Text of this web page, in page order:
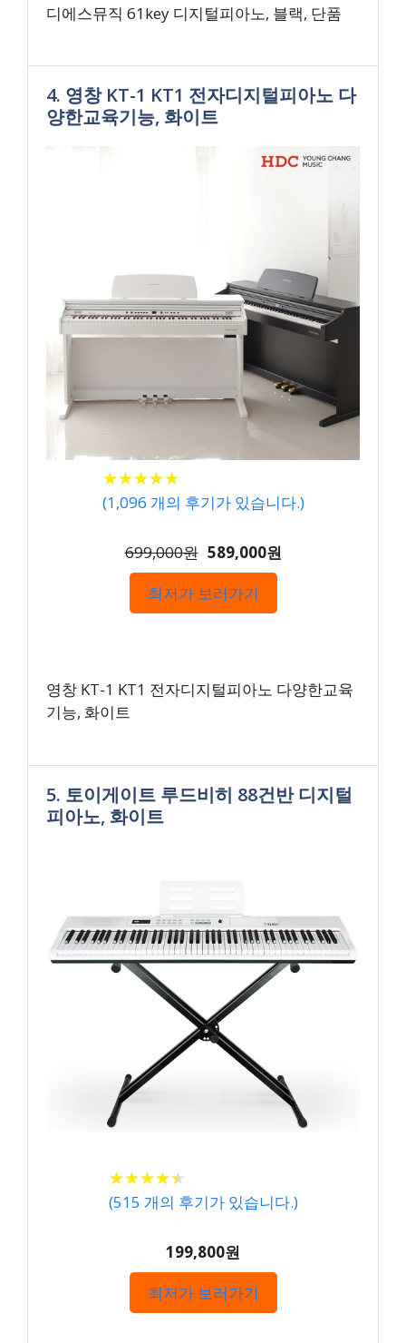
디에스뮤직 61key 디지털피아노, 블랙, 단품
4. 영창 KT-1 KT1 전자디지털피아노 다
양한교육기능, 화이트
★★★★★
★★★★★
(1,096 개의 후기가 있습니다.)
699,000원 589,000원
최저가 보러가기
영창 KT-1 KT1 전자디지털피아노 다양한교육
기능, 화이트
5. 토이게이트 루드비히 88건반 디지털
피아노, 화이트
★★★★★
★★★★★
(515 개의 후기가 있습니다.)
199,800원
최저가 보러가기